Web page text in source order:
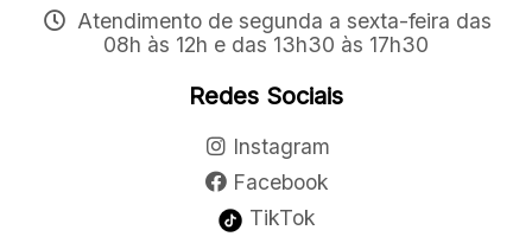
Atendimento de segunda a sexta-feira das
08h às 12h e das 13h30 às 17h30
Redes Sociais
Instagram
Facebook
TikTok